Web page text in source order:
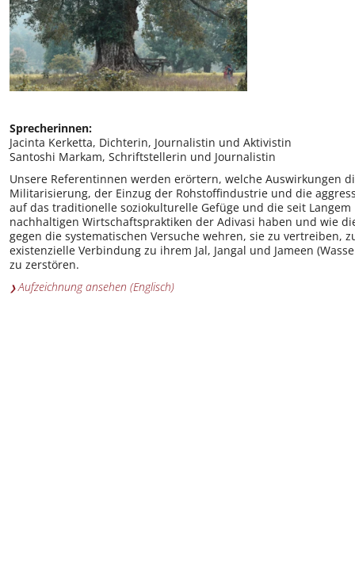
Sprecherinnen:
Jacinta Kerketta, Dichterin, Journalistin und Aktivistin
Santoshi Markam, Schriftstellerin und Journalistin
Unsere Referentinnen werden erörtern, welche Auswirkungen
Militarisierung, der Einzug der Rohstoffindustrie und die
auf das traditionelle soziokulturelle Gefüge und die seit
nachhaltigen Wirtschaftspraktiken der Adivasi haben und wie
gegen die systematischen Versuche wehren, sie zu vertreiben,
existenzielle Verbindung zu ihrem Jal, Jangal und Jameen
zu zerstören.
Aufzeichnung ansehen (Englisch)